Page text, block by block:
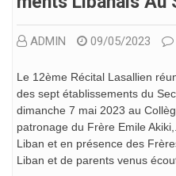
ADMIN 09/05/2023
Le 12ème Récital Lasallien
des sept établissements du
dimanche 7 mai 2023 au
patronage du Frère Emile
Liban et en présence des
Liban et de parents venus